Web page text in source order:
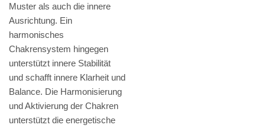
Muster als auch die innere
Ausrichtung. Ein
harmonisches
Chakrensystem hingegen
unterstützt innere Stabilität
und schafft innere Klarheit und
Balance. Die Harmonisierung
und Aktivierung der Chakren
unterstützt die energetische